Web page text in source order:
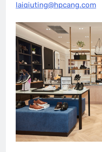
laiqiuting@hpcang.com